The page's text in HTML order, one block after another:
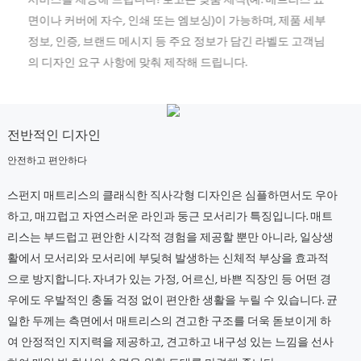
면이나 커버에 자수, 인쇄 또는 엠보싱)이 가능하며, 제품 세부
정보, 인증, 브랜드 메시지 등 주요 정보가 담긴 라벨도 고객님
의 디자인 요구 사항에 맞춰 제작해 드립니다.
전반적인 디자인
안전하고 편안하다
스펀지 매트리스의 클래식한 직사각형 디자인은 심플하면서도 우아
하고, 매끄럽고 자연스러운 라인과 둥근 모서리가 특징입니다.매트
리스는 부드럽고 편안한 시각적 경험을 제공할 뿐만 아니라, 일상생
활에서 모서리와 모서리에 부딪혀 발생하는 신체적 부상을 효과적
으로 방지합니다.자녀가 있는 가정, 어르신, 바쁜 직장인 등 어떤 경
우에도 우발적인 충돌 걱정 없이 편안한 생활을 누릴 수 있습니다.균
일한 두께는 측면에서 매트리스의 견고한 구조를 더욱 돋보이게 하
여 안정적인 지지력을 제공하고, 견고하고 내구성 있는 느낌을 선사